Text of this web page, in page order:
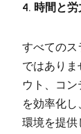
4. 時間と
すべてのス
ではあり
ウト、コ
を効率化
環境を提供